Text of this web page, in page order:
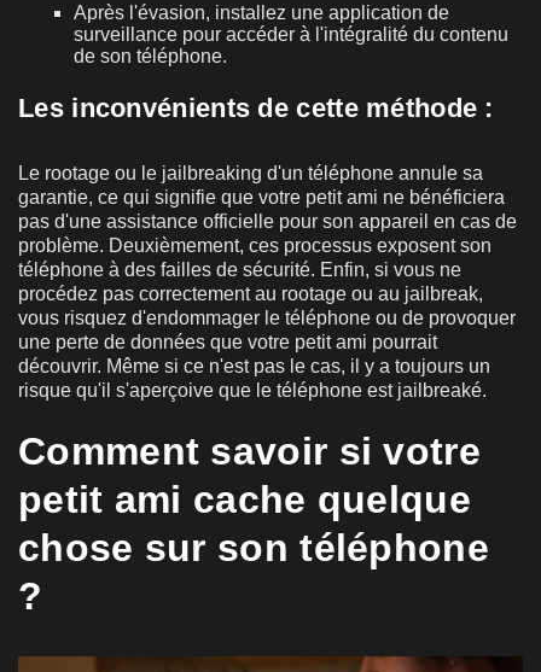
Après l'évasion, installez une application de
surveillance pour accéder à l'intégralité du contenu
de son téléphone.
Les inconvénients de cette méthode :
Le rootage ou le jailbreaking d'un téléphone annule sa
garantie, ce qui signifie que votre petit ami ne bénéficiera
pas d'une assistance officielle pour son appareil en cas de
problème. Deuxièmement, ces processus exposent son
téléphone à des failles de sécurité. Enfin, si vous ne
procédez pas correctement au rootage ou au jailbreak,
vous risquez d'endommager le téléphone ou de provoquer
une perte de données que votre petit ami pourrait
découvrir. Même si ce n'est pas le cas, il y a toujours un
risque qu'il s'aperçoive que le téléphone est jailbreaké.
Comment savoir si votre
petit ami cache quelque
chose sur son téléphone
?